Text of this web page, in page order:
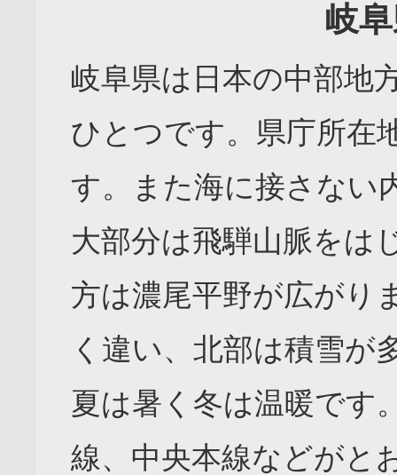
岐
岐阜県は日本の中部地
ひとつです。県庁所在
す。また海に接さない
大部分は飛騨山脈をは
方は濃尾平野が広がり
く違い、北部は積雪が
夏は暑く冬は温暖です
線、中央本線などがと